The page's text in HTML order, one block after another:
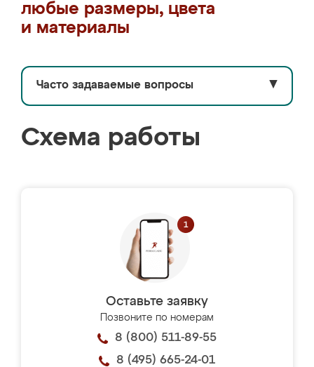
любые размеры, цвета
и материалы
Часто задаваемые вопросы ▼
Схема работы
Оставьте заявку
Позвоните по номерам
8 (800) 511-89-55
8 (495) 665-24-01